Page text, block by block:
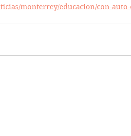
monterrey/educacion/con-